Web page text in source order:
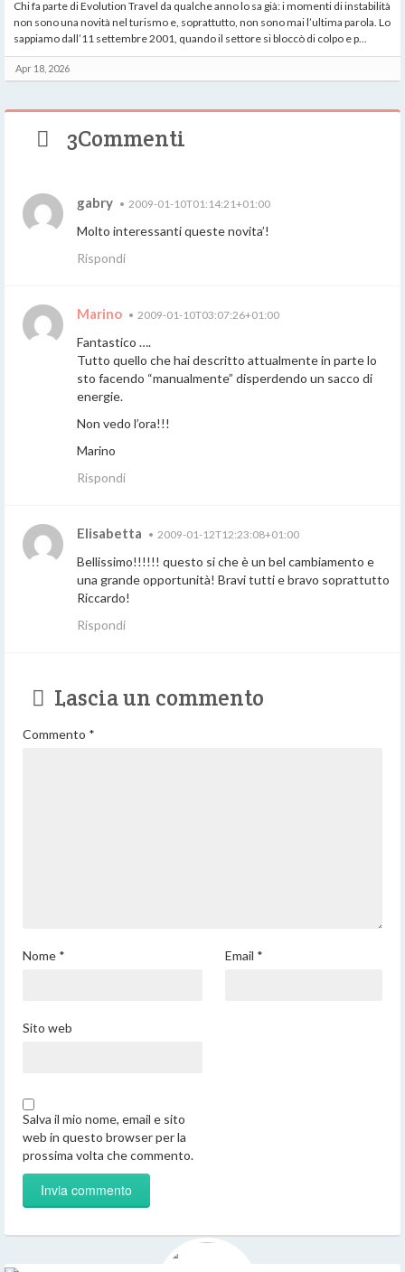
Chi fa parte di Evolution Travel da qualche anno lo sa già: i momenti di instabilità
non sono una novità nel turismo e, soprattutto, non sono mai l’ultima parola. Lo
sappiamo dall’11 settembre 2001, quando il settore si bloccò di colpo e p...
Apr 18, 2026
3Commenti
gabry • 2009-01-10T01:14:21+01:00
Molto interessanti queste novita’!
Rispondi
Marino • 2009-01-10T03:07:26+01:00
Fantastico ….
Tutto quello che hai descritto attualmente in parte lo
sto facendo “manualmente” disperdendo un sacco di
energie.
Non vedo l’ora!!!
Marino
Rispondi
Elisabetta • 2009-01-12T12:23:08+01:00
Bellissimo!!!!!! questo si che è un bel cambiamento e
una grande opportunità! Bravi tutti e bravo soprattutto
Riccardo!
Rispondi
Lascia un commento
Commento *
Nome * Email *
Sito web
Salva il mio nome, email e sito
web in questo browser per la
prossima volta che commento.